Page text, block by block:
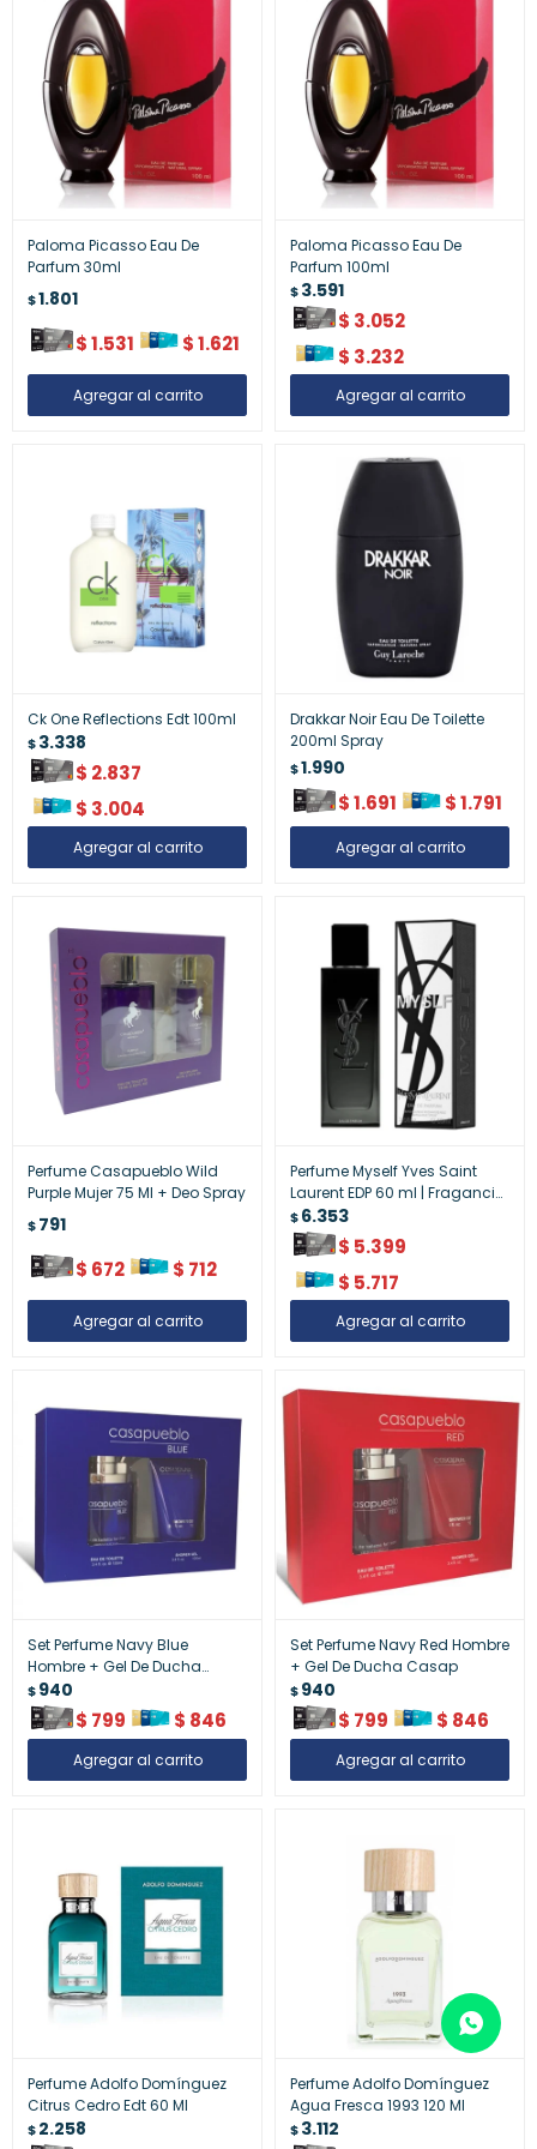
Paloma Picasso Eau De
Parfum 30ml
$1.801
$1.531 $1.621
Paloma Picasso Eau De
Parfum 100ml
$3.591
$ 3.052
$ 3.232
Ck One Reflections Edt 100ml
$3.338
$ 2.837
$ 3.004
Drakkar Noir Eau De Toilette
200ml Spray
$1.990
$1.691 $1.791
Perfume Casapueblo Wild
Purple Mujer 75 Ml + Deo Spray
$791
$ 672 $ 712
Perfume Myself Yves Saint
Laurent EDP 60 ml | Fragancia
Femenina de Lujo
$6.353
$ 5.399
$ 5.717
Set Perfume Navy Blue
Hombre + Gel De Ducha
Casap
$940
$ 799 $ 846
Set Perfume Navy Red Hombre
+ Gel De Ducha Casap
$940
$ 799 $ 846
Perfume Adolfo Domínguez
Citrus Cedro Edt 60 Ml
$2.258
Perfume Adolfo Domínguez
Agua Fresca 1993 120 Ml
$3.112